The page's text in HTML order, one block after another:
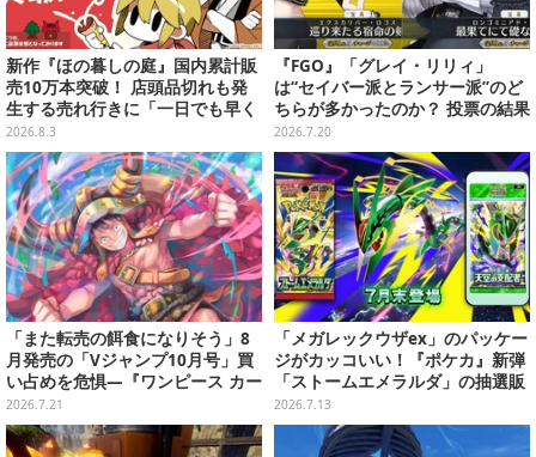
新作『ほの暮しの庭』国内累計販
売10万本突破！ 店頭品切れも発
生する売れ行きに「一日でも早く
お届けできるよう準備」
2026.8.3
『FGO』「グレイ・リリィ」
は“セイバー派とランサー派”のど
ちらが多かったのか？ 投票の結果
が予想外すぎる結末に……【アン
ケ結果】
2026.7.20
「また転売の餌食になりそう」8
月発売の「Vジャンプ10月号」買
い占めを危惧―『ワンピース カー
ド』付録中止もやまぬ不安
2026.7.21
「メガレックウザex」のパッケー
ジがカッコいい！『ポケカ』新弾
「ストームエメラルダ」の抽選販
売がヨドバシで実施
2026.7.13